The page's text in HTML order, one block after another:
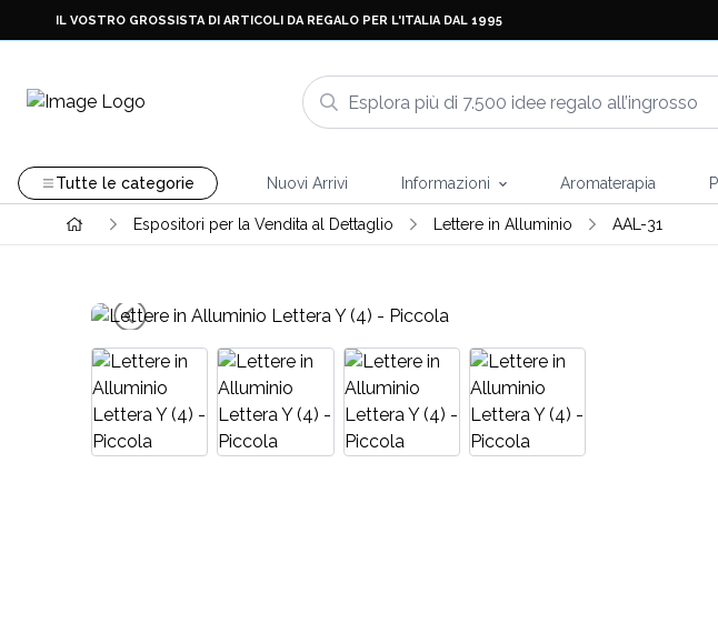
IL VOSTRO GROSSISTA DI ARTICOLI DA REGALO PER L'ITALIA DAL 1995
Tutte le categorie Nuovi Arrivi Informazioni Aromaterapia
Espositori per la Vendita al Dettaglio Lettere in Alluminio AAL-31